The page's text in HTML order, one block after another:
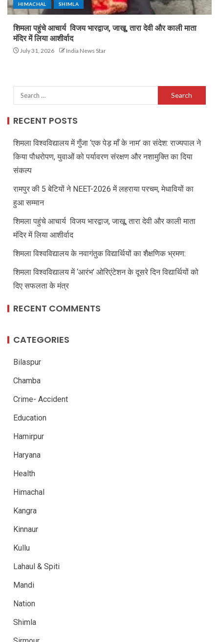
HIMACHAL SHIMLA
शिमला पहुंचे आचार्य विजय भारद्वाज, जाखू, तारा देवी और काली माता
मंदिर में लिया आशीर्वाद
July 31, 2026 India News Star
RECENT POSTS
शिमला विश्वविद्यालय में गुँजा ‘एक पेड़ माँ के नाम’ का संदेश: राज्यपाल ने
किया पौधरोपण, युवाओं को पर्यावरण संरक्षण और नशामुक्ति का दिया
संकल्प
रामपुर की 5 बेटियों ने NEET-2026 में लहराया परचम, मेधावियों का
हुआ सम्मान
शिमला पहुंचे आचार्य विजय भारद्वाज, जाखू, तारा देवी और काली माता
मंदिर में लिया आशीर्वाद
शिमला विश्वविद्यालय के नवागंतुक विद्यार्थियों का शैक्षणिक भ्रमण:
शिमला विश्वविद्यालय में ‘आरंभ’ ओरिएंटेशन के दूसरे दिन विद्यार्थियों को
दिए सफलता के मंत्र
RECENT COMMENTS
CATEGORIES
Bilaspur
Chamba
Crime- Accident
Education
Hamirpur
Haryana
Health
Himachal
Kangra
Kinnaur
Kullu
Lahaul & Spiti
Mandi
Nation
Shimla